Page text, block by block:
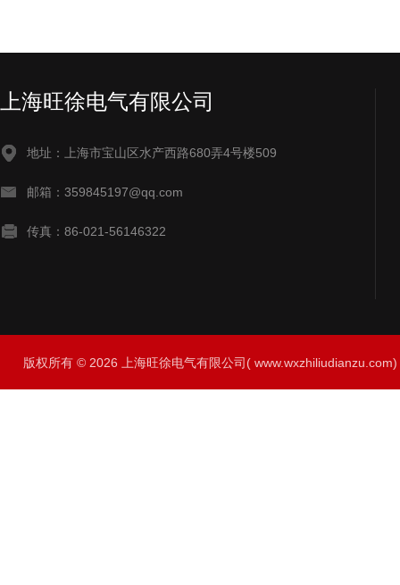
上海旺徐电气有限公司
地址：上海市宝山区水产西路680弄4号楼509
邮箱：359845197@qq.com
传真：86-021-56146322
版权所有 © 2026 上海旺徐电气有限公司(